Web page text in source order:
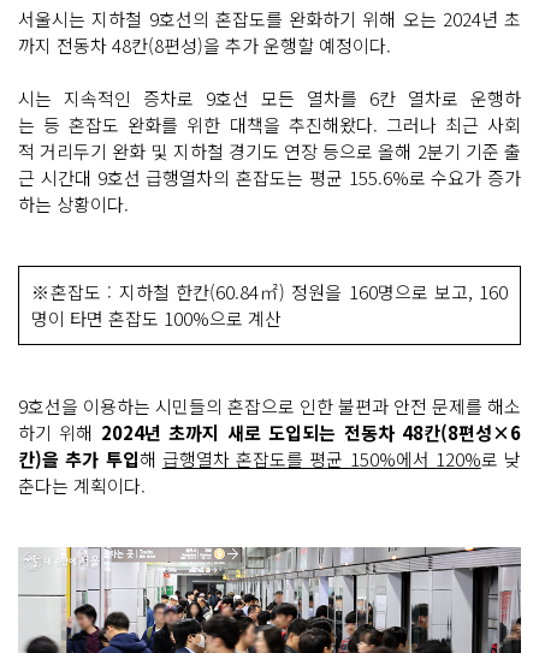
서울시는 지하철 9호선의 혼잡도를 완화하기 위해 오는 2024년 초
까지 전동차 48칸(8편성)을 추가 운행할 예정이다.
시는 지속적인 증차로 9호선 모든 열차를 6칸 열차로 운행하
는 등 혼잡도 완화를 위한 대책을 추진해왔다. 그러나 최근 사회
적 거리두기 완화 및 지하철 경기도 연장 등으로 올해 2분기 기준 출
근 시간대 9호선 급행열차의 혼잡도는 평균 155.6%로 수요가 증가
하는 상황이다.
※혼잡도 : 지하철 한칸(60.84㎡) 정원을 160명으로 보고, 160
명이 타면 혼잡도 100%으로 계산
9호선을 이용하는 시민들의 혼잡으로 인한 불편과 안전 문제를 해소
하기 위해 2024년 초까지 새로 도입되는 전동차 48칸(8편성×6
칸)을 추가 투입해 급행열차 혼잡도를 평균 150%에서 120%로 낮
춘다는 계획이다.